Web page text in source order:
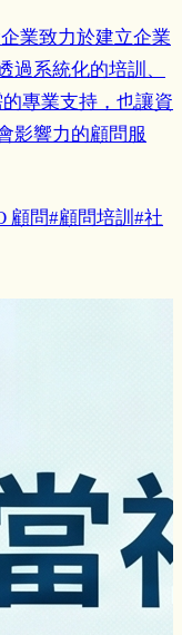
業致力於建立企業
過系統化的培訓、
專業支持，也讓資
影響力的顧問服
顧問#顧問培訓 #社